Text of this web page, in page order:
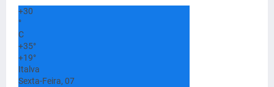
+30
°
C
+35°
+19°
Italva
Sexta-Feira, 07